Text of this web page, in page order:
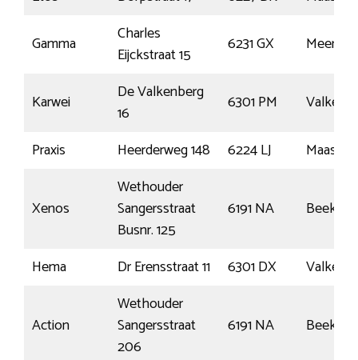
Gamma
Charles
Eijckstraat 15
6231 GX
Karwei
De Valkenberg
16
6301 PM
Praxis
Heerderweg 148 6224 LJ
Xenos
Wethouder
Sangersstraat
Busnr. 125
6191 NA Beek
Hema Dr Erensstraat 11 6301 DX
Action
Wethouder
Sangersstraat
206
6191 NA Beek